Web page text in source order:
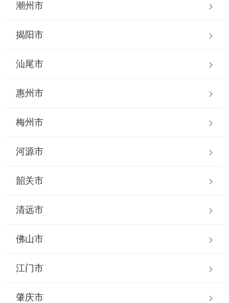
潮州市
揭阳市
汕尾市
惠州市
梅州市
河源市
韶关市
清远市
佛山市
江门市
肇庆市